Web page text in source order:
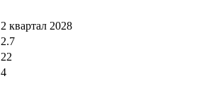
2 квартал 2028
2.7
22
4